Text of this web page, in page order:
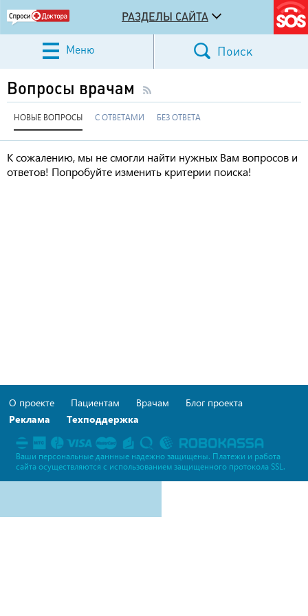
РАЗДЕЛЫ САЙТА
Меню Поиск
Вопросы врачам
НОВЫЕ ВОПРОСЫ С ОТВЕТАМИ БЕЗ ОТВЕТА
К сожалению, мы не смогли найти нужных Вам вопросов и
ответов! Попробуйте изменить критерии поиска!
О проекте Пациентам Врачам
Блог проекта
Реклама
Техподдержка
Ваши персональные даннные надежно защищены. Платежи и работа
сайта осуществляются c использованием защищенного протокола SSL.